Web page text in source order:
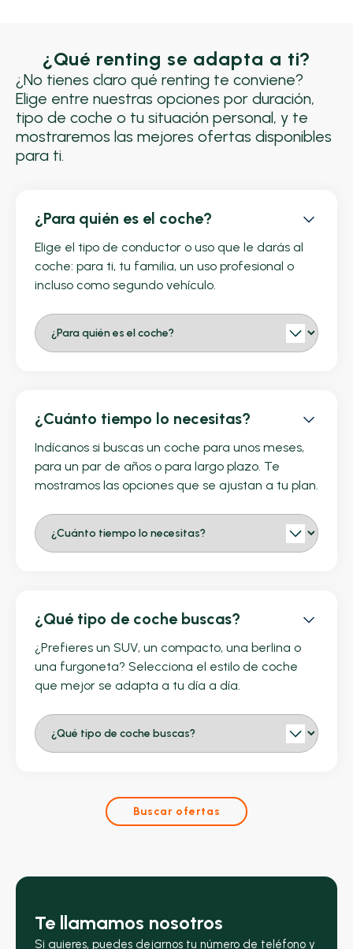
¿Qué renting se adapta a ti?
¿No tienes claro qué renting te conviene?
Elige entre nuestras opciones por duración,
tipo de coche o tu situación personal, y te
mostraremos las mejores ofertas disponibles
para ti.
¿Para quién es el coche?
Elige el tipo de conductor o uso que le darás al
coche: para ti, tu familia, un uso profesional o
incluso como segundo vehículo.
¿Cuánto tiempo lo necesitas?
Indícanos si buscas un coche para unos meses,
para un par de años o para largo plazo. Te
mostramos las opciones que se ajustan a tu plan.
¿Qué tipo de coche buscas?
¿Prefieres un SUV, un compacto, una berlina o
una furgoneta? Selecciona el estilo de coche
que mejor se adapta a tu día a día.
Buscar ofertas
Te llamamos nosotros
Si quieres, puedes dejarnos tu número de teléfono y